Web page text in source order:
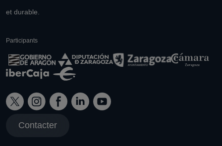
et durable.
Participants
Contacter